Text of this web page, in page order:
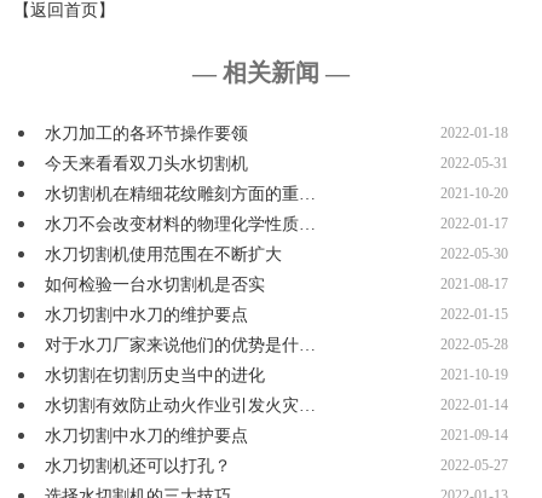
【返回首页】
— 相关新闻 —
水刀加工的各环节操作要领 2022-01-18
今天来看看双刀头水切割机 2022-05-31
水切割机在精细花纹雕刻方面的重… 2021-10-20
水刀不会改变材料的物理化学性质… 2022-01-17
水刀切割机使用范围在不断扩大 2022-05-30
如何检验一台水切割机是否实 2021-08-17
水刀切割中水刀的维护要点 2022-01-15
对于水刀厂家来说他们的优势是什… 2022-05-28
水切割在切割历史当中的进化 2021-10-19
水切割有效防止动火作业引发火灾… 2022-01-14
水刀切割中水刀的维护要点 2021-09-14
水刀切割机还可以打孔？ 2022-05-27